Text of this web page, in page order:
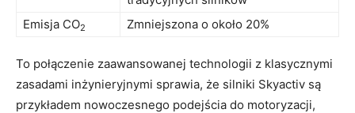
Emisja‌ CO2 Zmniejszona o około ‌20%
To połączenie zaawansowanej technologii z klasycznymi⁣
zasadami inżynieryjnymi sprawia, że silniki Skyactiv ⁢są⁣
przykładem nowoczesnego podejścia⁣ do motoryzacji,